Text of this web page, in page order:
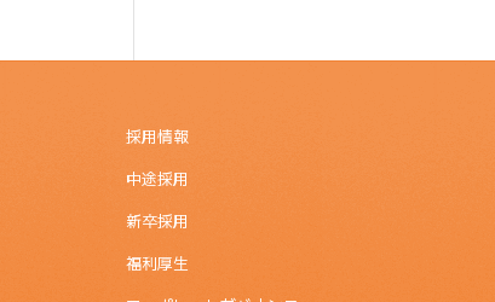
採用情報
中途採用
新卒採用
福利厚生